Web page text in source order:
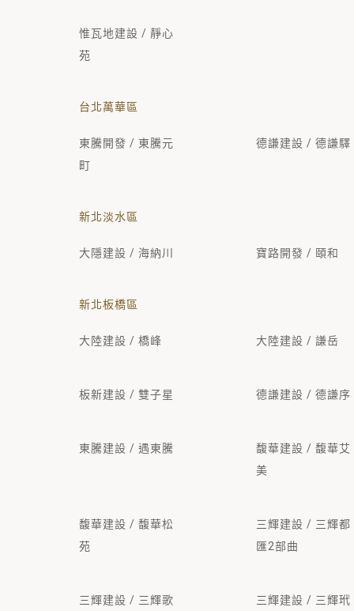
惟瓦地建設 / 靜心
苑
台北萬華區
東騰開發 / 東騰元
町
德謙建設 / 德謙驛
新北淡水區
大隱建設 / 海納川 寶路開發 / 頤和
新北板橋區
大陸建設 / 橋峰 大陸建設 / 謙岳
板新建設 / 雙子星 德謙建設 / 德謙序
東騰建設 / 遇東騰
馥華建設 / 馥華艾
美
馥華建設 / 馥華松
苑
三輝建設 / 三輝都
匯2部曲
三輝建設 / 三輝歌
三輝建設 / 三輝玳